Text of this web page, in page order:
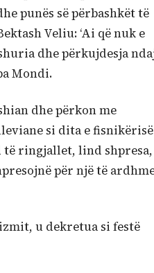
punës së përbashkët të
Veliu: ‘Ai që nuk e
dhe përkujdesja
Mondi.
dhe përkon me
si dita e fisnikërisë
të ringjallet, lind shpresa,
për një të
u dekretua si festë